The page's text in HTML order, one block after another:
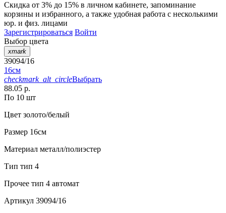
Скидка от 3% до 15% в личном кабинете, запоминание
корзины и избранного, а также удобная работа с несколькими
юр. и физ. лицами
Зарегистрироваться Войти
Выбор цвета
xmark
39094/16
16см
checkmark_alt_circleВыбрать
88.05 р.
По 10 шт
Цвет золото/белый
Размер 16см
Материал металл/полиэстер
Тип тип 4
Прочее тип 4 автомат
Артикул 39094/16